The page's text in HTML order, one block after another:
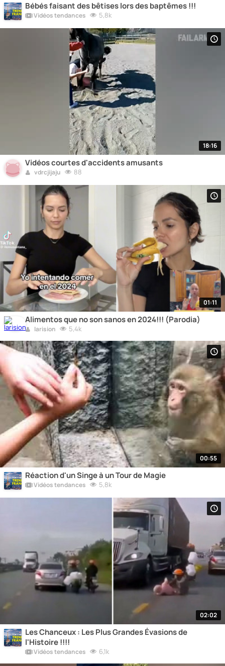
Bébés faisant des bêtises lors des baptêmes !!!
Vidéos tendances 5,8k
18:16
Vidéos courtes d'accidents amusants
vdrcjijaju 88
01:11
Alimentos que no son sanos en 2024!!! (Parodia)
larision 5,4k
00:55
Réaction d'un Singe à un Tour de Magie
Vidéos tendances 5,8k
02:02
Les Chanceux : Les Plus Grandes Évasions de
l'Histoire !!!!
Vidéos tendances 6,1k